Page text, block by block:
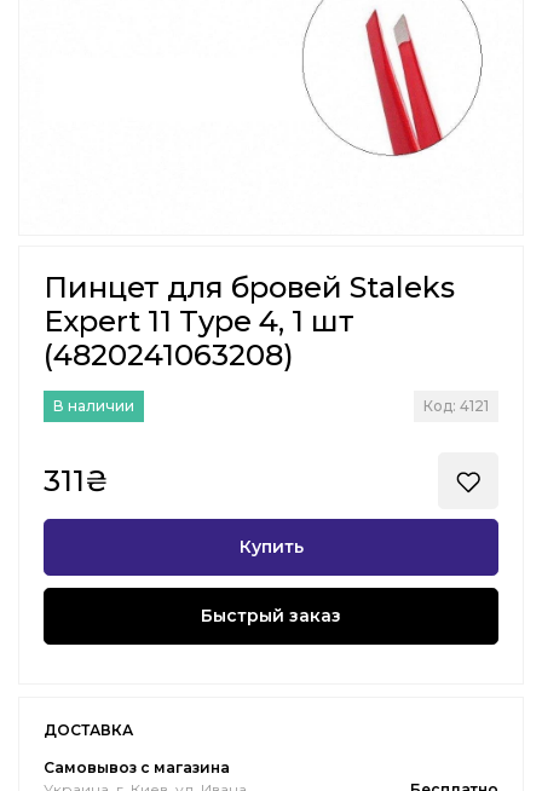
Пинцет для бровей Staleks
Expert 11 Type 4, 1 шт
(4820241063208)
В наличии Код: 4121
311₴
Купить
Быстрый заказ
ДОСТАВКА
Самовывоз с магазина